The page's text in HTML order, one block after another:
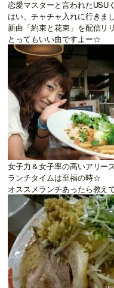
恋愛マスターと言われたUSU
はい、チャチャ入れに行きま
新曲「約束と花束」を配信リ
とってもいい曲ですよー☆
女子力＆女子率の高いアリー
ランチタイムは至福の時☆
オススメランチあったら教え